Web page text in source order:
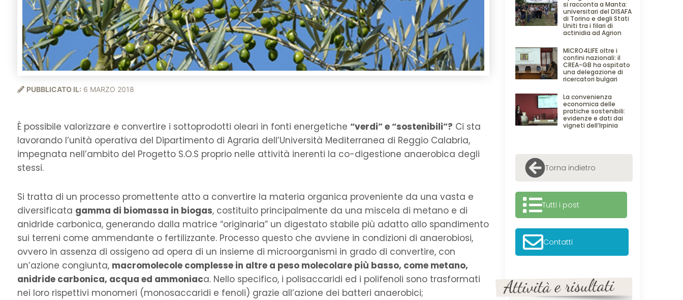
PUBBLICATO IL: 6 MARZO 2018
È possibile valorizzare e convertire i sottoprodotti oleari in fonti energetiche “verdi” e “sostenibili”? Ci sta
lavorando l’unità operativa del Dipartimento di Agraria dell’Università Mediterranea di Reggio Calabria,
impegnata nell’ambito del Progetto S.O.S proprio nelle attività inerenti la co-digestione anaerobica degli
stessi.
Si tratta di un processo promettente atto a convertire la materia organica proveniente da una vasta e
diversificata gamma di biomassa in biogas, costituito principalmente da una miscela di metano e di
anidride carbonica, generando dalla matrice “originaria” un digestato stabile più adatto allo spandimento
sui terreni come ammendante o fertilizzante. Processo questo che avviene in condizioni di anaerobiosi,
ovvero in assenza di ossigeno ad opera di un insieme di microorganismi in grado di convertire, con
un’azione congiunta, macromolecole complesse in altre a peso molecolare più basso, come metano,
anidride carbonica, acqua ed ammoniaca. Nello specifico, i polisaccaridi ed i polifenoli sono trasformati
nei loro rispettivi monomeri (monosaccaridi e fenoli) grazie all’azione dei batteri anaerobici;
si racconta a Manta:
universitari del DISAFA
di Torino e degli Stati
Uniti tra i filari di
actinidia ad Agrion
MICRO4LIFE oltre i
confini nazionali: il
CREA-GB ha ospitato
una delegazione di
ricercatori bulgari
La convenienza
economica delle
pratiche sostenibili:
evidenze e dati dai
vigneti dell’Irpinia
Torna indietro
Tutti i post
Contatti